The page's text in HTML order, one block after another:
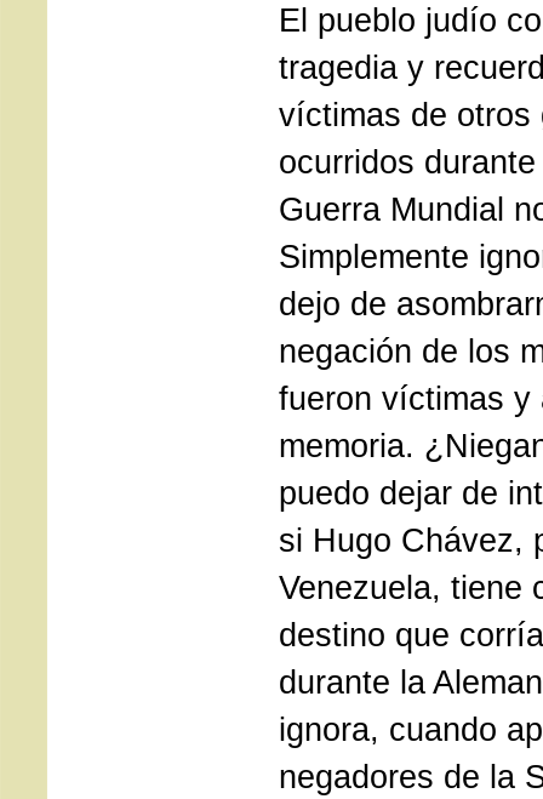
El pueblo judío
tragedia y
víctimas de otros
ocurridos
Guerra Mundial
Simplemente
dejo de
negación de los
fueron víctimas y
memoria.
puedo dejar de
si Hugo Chávez,
Venezuela, tiene
destino que
durante la
ignora, cuando
negadores de la